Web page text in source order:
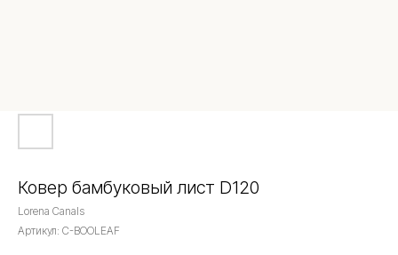
Ковер бамбуковый лист D120
Lorena Canals
Артикул: C-BOOLEAF